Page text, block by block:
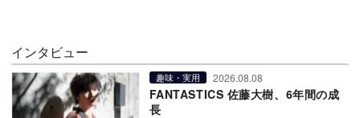
インタビュー
趣味・実用 2026.08.08
FANTASTICS 佐藤大樹、6年間の成
長